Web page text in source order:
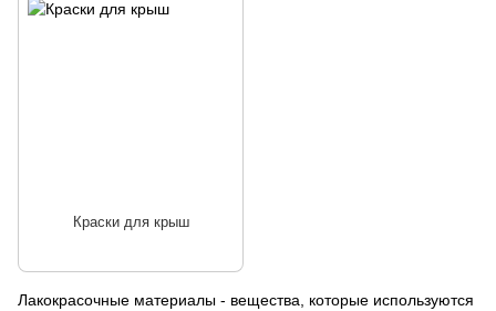
Лакокрасочные материалы - вещества, которые используются
Краски для крыш